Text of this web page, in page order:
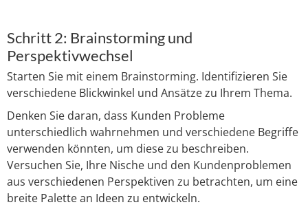
Schritt 2: Brainstorming und
Perspektivwechsel
Starten Sie mit einem Brainstorming. Identifizieren Sie
verschiedene Blickwinkel und Ansätze zu Ihrem Thema.
Denken Sie daran, dass Kunden Probleme
unterschiedlich wahrnehmen und verschiedene Begriffe
verwenden könnten, um diese zu beschreiben.
Versuchen Sie, Ihre Nische und den Kundenproblemen
aus verschiedenen Perspektiven zu betrachten, um eine
breite Palette an Ideen zu entwickeln.